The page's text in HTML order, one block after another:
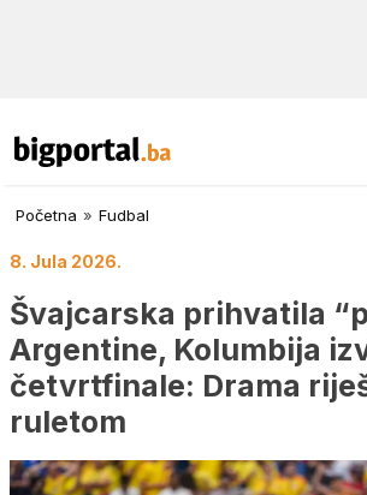
Početna » Fudbal
8. Jula 2026.
Švajcarska prihvatila
Argentine, Kolumbija
četvrtfinale: Drama
ruletom